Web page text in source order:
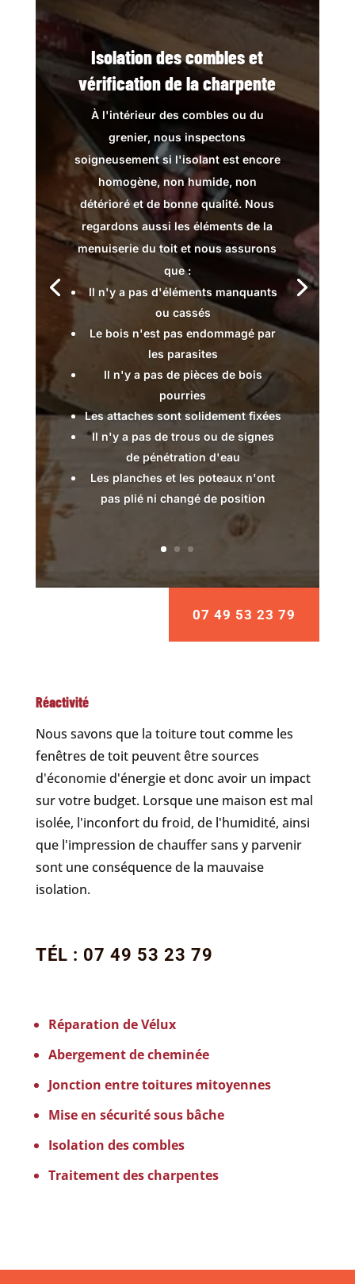
Isolation des combles et
vérification de la charpente
À l'intérieur des combles ou du
grenier, nous inspectons
soigneusement si l'isolant est encore
homogène, non humide, non
détérioré et de bonne qualité. Nous
regardons aussi les éléments de la
menuiserie du toit et nous assurons
que :
Il n'y a pas d'éléments manquants
ou cassés
Le bois n'est pas endommagé par
les parasites
Il n'y a pas de pièces de bois
pourries
Les attaches sont solidement fixées
Il n'y a pas de trous ou de signes
de pénétration d'eau
Les planches et les poteaux n'ont
pas plié ni changé de position
07 49 53 23 79
Réactivité
Nous savons que la toiture tout comme les
fenêtres de toit peuvent être sources
d'économie d'énergie et donc avoir un impact
sur votre budget. Lorsque une maison est mal
isolée, l'inconfort du froid, de l'humidité, ainsi
que l'impression de chauffer sans y parvenir
sont une conséquence de la mauvaise
isolation.
TÉL : 07 49 53 23 79
Réparation de Vélux
Abergement de cheminée
Jonction entre toitures mitoyennes
Mise en sécurité sous bâche
Isolation des combles
Traitement des charpentes